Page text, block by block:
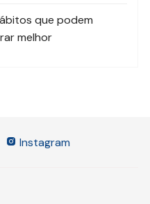
que podem
melhor
Instagram